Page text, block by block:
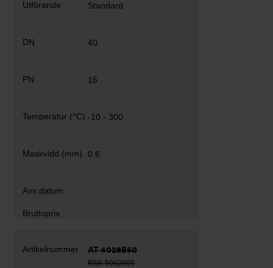
Standard
40
16
-10 - 300
0.6
AT 4028B50
RSK 5062905